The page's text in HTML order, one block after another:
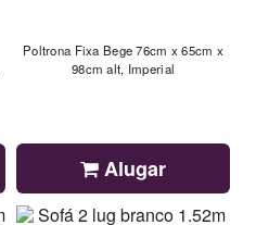
Poltrona Fixa Bege 76cm x 65cm x
98cm alt, Imperial
Alugar